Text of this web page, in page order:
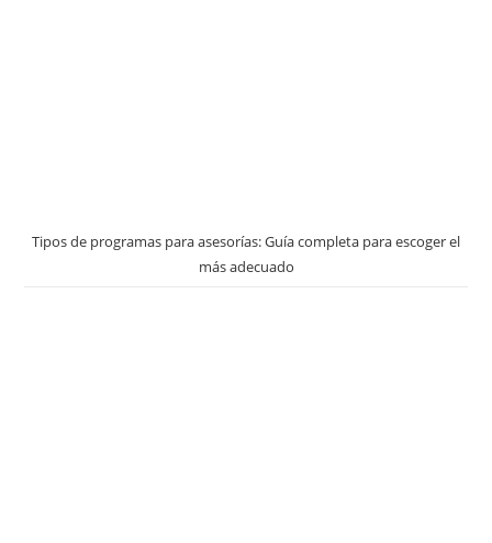
Tipos de programas para asesorías: Guía completa para escoger el
más adecuado